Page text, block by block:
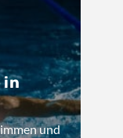
in
und